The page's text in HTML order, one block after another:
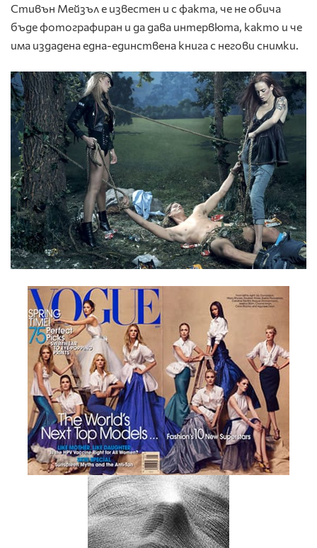
Стивън Мейзъл е известен и с факта, че не обича
бъде фотографиран и да дава интервюта, както и че
има издадена една-единствена книга с негови снимки.